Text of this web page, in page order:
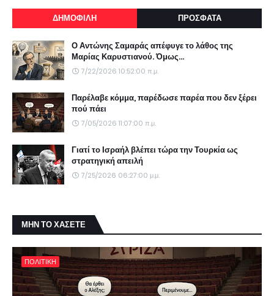
ΔΗΜΟΦΙΛΗ ΠΡΟΣΦΑΤΑ
Ο Αντώνης Σαμαράς απέφυγε το λάθος της
Μαρίας Καρυστιανού. Όμως...
7/22/2026 10:52:00 π.μ.
Παρέλαβε κόμμα, παρέδωσε παρέα που δεν ξέρει
πού πάει
7/05/2026 11:07:00 π.μ.
Γιατί το Ισραήλ βλέπει τώρα την Τουρκία ως
στρατηγική απειλή
7/25/2026 06:27:00 μ.μ.
ΜΗΝ ΤΟ ΧΑΣΕΤΕ
ΠΟΛΙΤΙΚΗ